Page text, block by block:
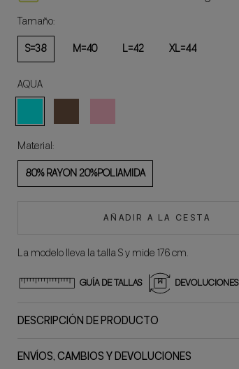
Tamaño:
S=38
M=40 L=42 XL=44
AQUA
Material:
80% RAYON 20%POLIAMIDA
AÑADIR A LA CESTA
La modelo lleva la talla S y mide 176 cm.
GUÍA DE TALLAS DEVOLUCIONES
DESCRIPCIÓN DE PRODUCTO
ENVÍOS, CAMBIOS Y DEVOLUCIONES